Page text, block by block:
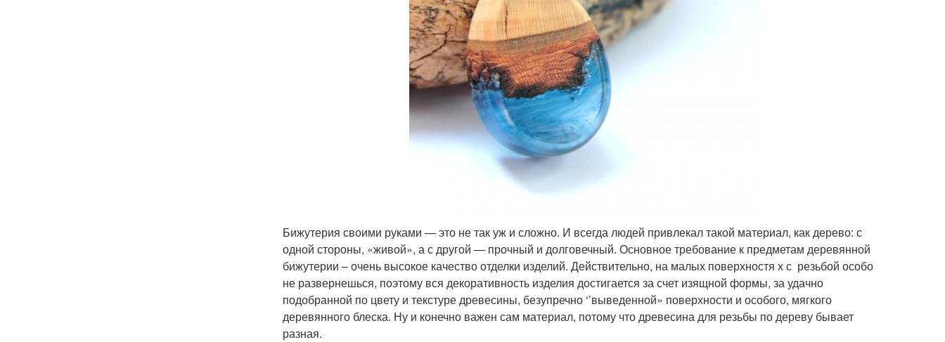
Бижутерия своими руками — это не так уж и сложно. И всегда людей привлекал такой материал, как дерево: с
одной стороны, «живой», а с другой — прочный и долговечный. Основное требование к предметам деревянной
бижутерии – очень высокое качество отделки изделий. Действительно, на малых поверхностя х с резьбой особо
не развернешься, поэтому вся декоративность изделия достигается за счет изящной формы, за удачно
подобранной по цвету и текстуре древесины, безупречно ‘’выведенной» поверхности и особого, мягкого
деревянного блеска. Ну и конечно важен сам материал, потому что древесина для резьбы по дереву бывает
разная.